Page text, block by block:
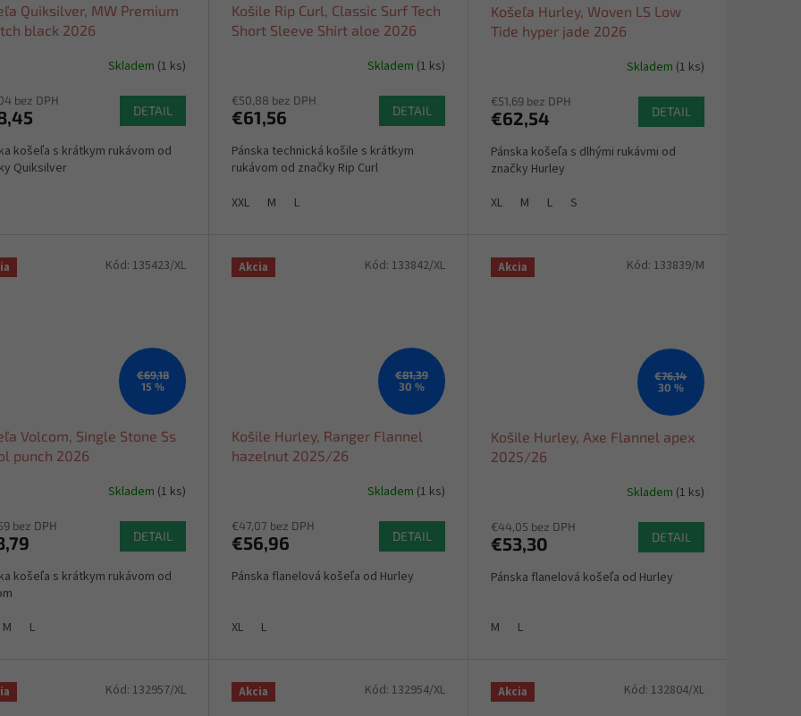
Quiksilver, MW Premium
black 2026
Skladem (1 ks)
bez DPH
DETAIL
košeľa s krátkym rukávom od
Quiksilver
Košile Rip Curl, Classic Surf Tech
Short Sleeve Shirt aloe 2026
Skladem (1 ks)
€50,88 bez DPH
€61,56 DETAIL
Pánska technická košile s krátkym
rukávom od značky Rip Curl
XXL
M L
Košeľa Hurley, Woven LS Low
Tide hyper jade 2026
Skladem (1 ks)
€51,69 bez DPH
€62,54 DETAIL
Pánska košeľa s dlhými rukávmi od
značky Hurley
XL
M L S
€69,18
15 %
Volcom, Single Stone Ss
punch 2026
Skladem (1 ks)
bez DPH
DETAIL
košeľa s krátkym rukávom od
M L
Kód: 135423/XL Akcia
€81,39
30 %
Košile Hurley, Ranger Flannel
hazelnut 2025/26
Skladem (1 ks)
€47,07 bez DPH
€56,96 DETAIL
Pánska flanelová košeľa od Hurley
XL L
Kód: 133842/XL Akcia
€76,14
30 %
Košile Hurley, Axe Flannel apex
2025/26
Skladem (1 ks)
€44,05 bez DPH
€53,30 DETAIL
Pánska flanelová košeľa od Hurley
M L
Kód: 133839/M
Kód: 132957/XL Akcia Kód: 132954/XL Akcia Kód: 132804/XL